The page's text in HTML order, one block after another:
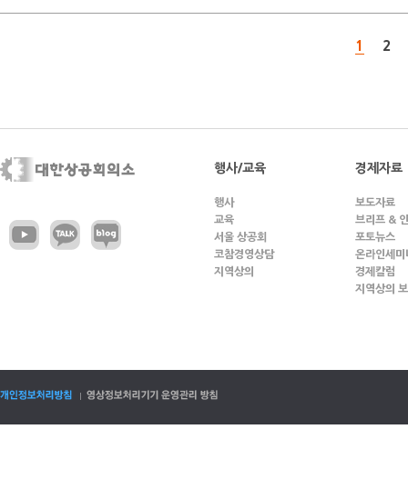
1 2
행사/교육
행사
교육
서울 상공회
코참경영상담
지역상의
경제자료
보도자료
브리프 &
포토뉴스
온라인세미
경제칼럼
지역상의